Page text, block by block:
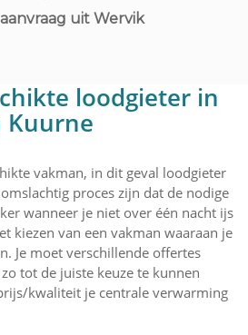
uit Wervik
loodgieter in
Kuurne
vakman, in dit geval loodgieter
proces zijn dat de nodige
wanneer je niet over één nacht ijs
kiezen van een vakman waaraan je
Je moet verschillende offertes
tot de juiste keuze te kunnen
kwaliteit je centrale verwarming